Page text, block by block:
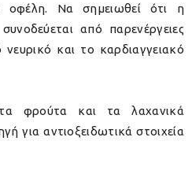
οφέλη. Να σημειωθεί ότι η
από παρενέργειες
και το καρδιαγγειακό
φρούτα και τα λαχανικά
για αντιοξειδωτικά στοιχεία